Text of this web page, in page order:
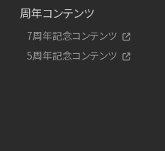
周年コンテンツ
7周年記念コンテンツ
5周年記念コンテンツ